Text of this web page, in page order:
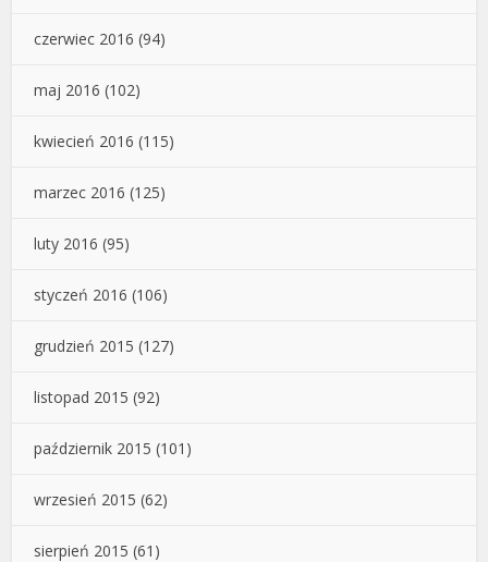
czerwiec 2016 (94)
maj 2016 (102)
kwiecień 2016 (115)
marzec 2016 (125)
luty 2016 (95)
styczeń 2016 (106)
grudzień 2015 (127)
listopad 2015 (92)
październik 2015 (101)
wrzesień 2015 (62)
sierpień 2015 (61)